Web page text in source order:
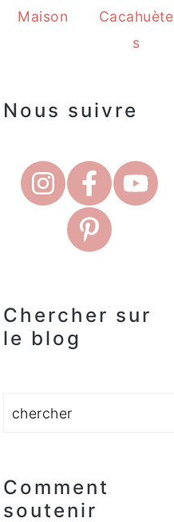
Maison
Cacahuète
s
Nous suivre
Chercher sur
le blog
Comment
soutenir